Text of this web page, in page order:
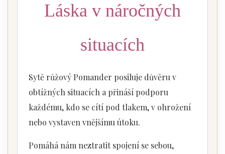
Láska v náročných
situacích
Sytě růžový Pomander posiluje důvěru v
obtížných situacích a přináší podporu
každému, kdo se cítí pod tlakem, v ohrožení
nebo vystaven vnějšímu útoku.
Pomáhá nám neztratit spojení se sebou,